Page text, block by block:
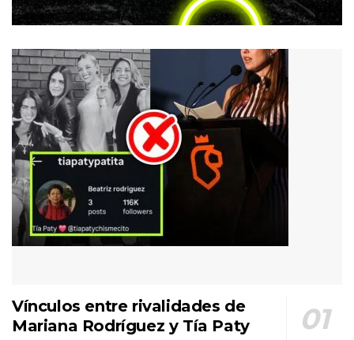
Vínculos entre rivalidades de
Mariana Rodríguez y Tía Paty